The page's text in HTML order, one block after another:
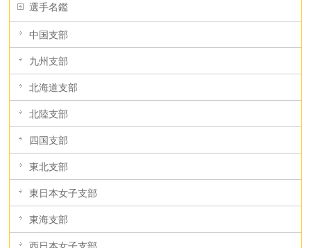
選手名鑑
中国支部
九州支部
北海道支部
北陸支部
四国支部
東北支部
東日本女子支部
東海支部
西日本女子支部